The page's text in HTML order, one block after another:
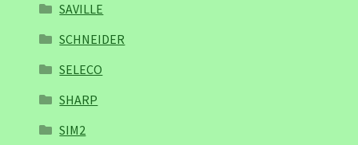
SAVILLE
SCHNEIDER
SELECO
SHARP
SIM2